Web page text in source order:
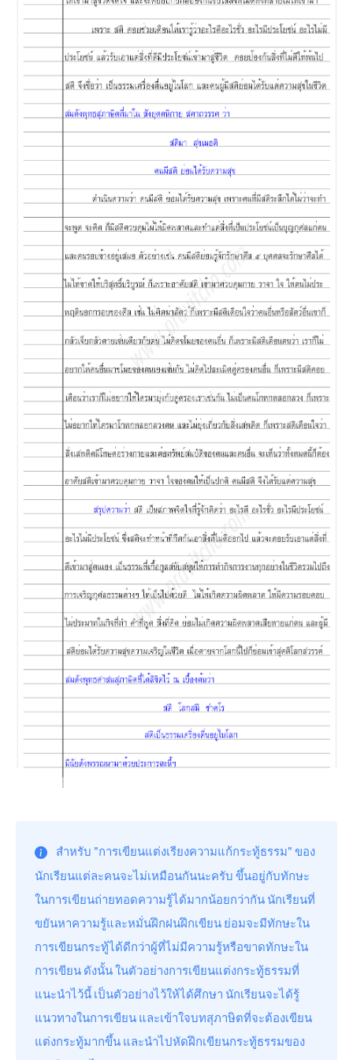
สำหรับ "การเขียนแต่งเรียงความแก้กระทู้ธรรม" ของ
นักเรียนแต่ละคนจะไม่เหมือนกันนะครับ ขึ้นอยู่กับทักษะ
ในการเขียนถ่ายทอดความรู้ได้มากน้อยกว่ากัน นักเรียนที่
ขยันหาความรู้และหมั่นฝึกฝนฝึกเขียน ย่อมจะมีทักษะใน
การเขียนกระทู้ได้ดีกว่าผู้ที่ไม่มีความรู้หรือขาดทักษะใน
การเขียน ดังนั้น ในตัวอย่างการเขียนแต่งกระทู้ธรรมที่
แนะนำไว้นี้ เป็นตัวอย่างไว้ให้ได้ศึกษา นักเรียนจะได้รู้
แนวทางในการเขียน และเข้าใจบทสุภาษิตที่จะต้องเขียน
แต่งกระทู้มากขึ้น และนำไปหัดฝึกเขียนกระทู้ธรรมของ